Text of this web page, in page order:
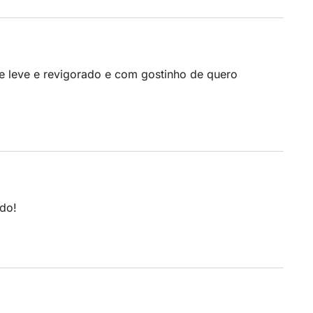
leve e revigorado e com gostinho de quero